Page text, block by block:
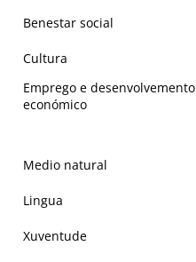
Benestar social
Cultura
Emprego e desenvolvemento
económico
Medio natural
Lingua
Xuventude